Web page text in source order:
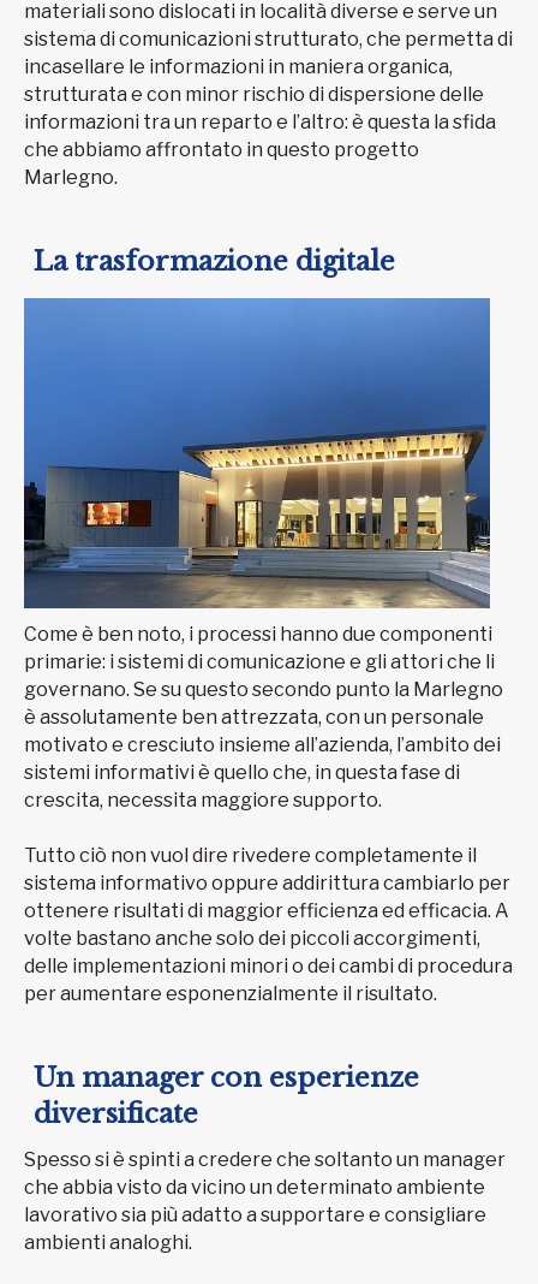
materiali sono dislocati in località diverse e serve un
sistema di comunicazioni strutturato, che permetta di
incasellare le informazioni in maniera organica,
strutturata e con minor rischio di dispersione delle
informazioni tra un reparto e l’altro: è questa la sfida
che abbiamo affrontato in questo progetto
Marlegno.
La trasformazione digitale
Come è ben noto, i processi hanno due componenti
primarie: i sistemi di comunicazione e gli attori che li
governano. Se su questo secondo punto la Marlegno
è assolutamente ben attrezzata, con un personale
motivato e cresciuto insieme all’azienda, l’ambito dei
sistemi informativi è quello che, in questa fase di
crescita, necessita maggiore supporto.
Tutto ciò non vuol dire rivedere completamente il
sistema informativo oppure addirittura cambiarlo per
ottenere risultati di maggior efficienza ed efficacia. A
volte bastano anche solo dei piccoli accorgimenti,
delle implementazioni minori o dei cambi di procedura
per aumentare esponenzialmente il risultato.
Un manager con esperienze
diversificate
Spesso si è spinti a credere che soltanto un manager
che abbia visto da vicino un determinato ambiente
lavorativo sia più adatto a supportare e consigliare
ambienti analoghi.